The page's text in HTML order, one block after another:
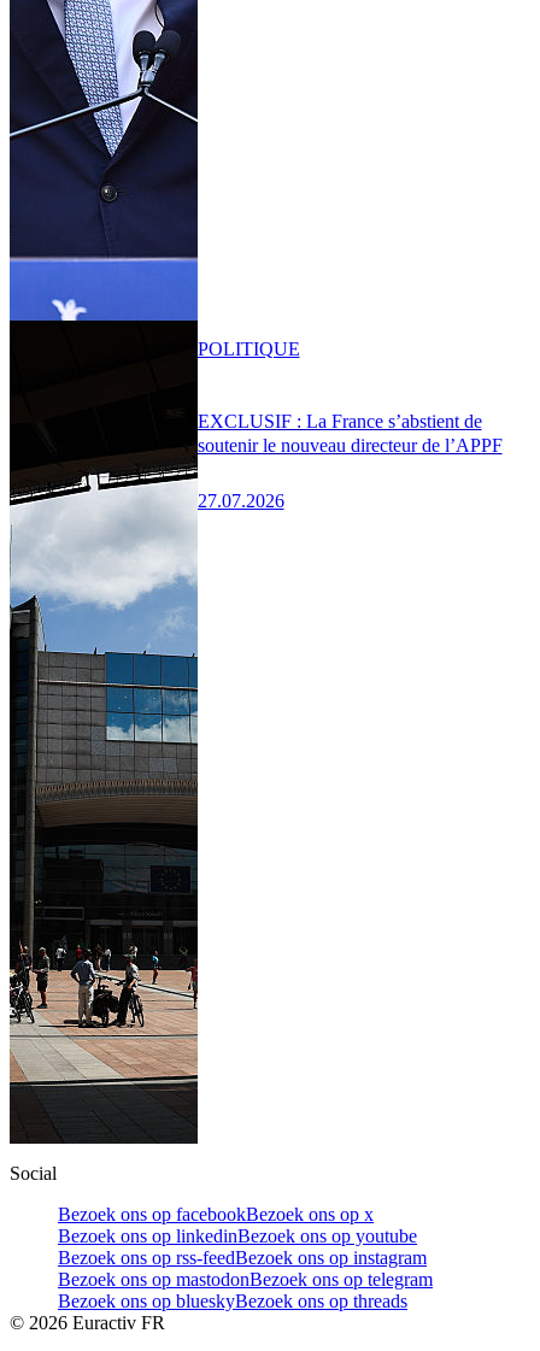
EXCLUSIF : La France s’abstient de
soutenir le nouveau directeur de l’APPF
27.07.2026
POLITIQUE
Social
Bezoek ons op facebookBezoek ons op x
Bezoek ons op linkedinBezoek ons op youtube
Bezoek ons op rss-feedBezoek ons op instagram
Bezoek ons op mastodonBezoek ons op telegram
Bezoek ons op blueskyBezoek ons op threads
© 2026 Euractiv FR